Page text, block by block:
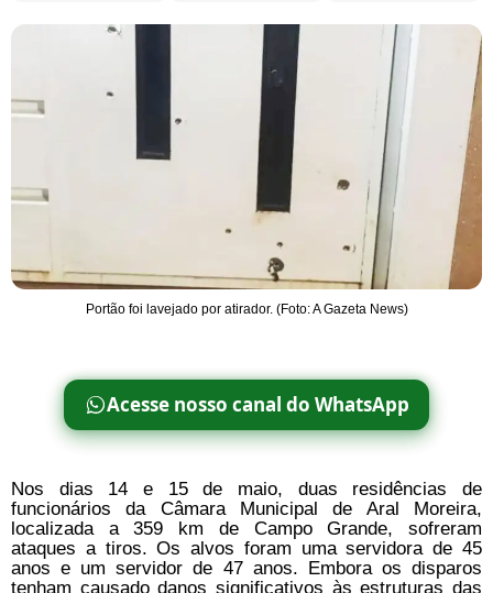
Portão foi lavejado por atirador. (Foto: A Gazeta News)
Acesse nosso canal do WhatsApp
Nos dias 14 e 15 de maio, duas residências de
funcionários da Câmara Municipal de Aral Moreira,
localizada a 359 km de Campo Grande, sofreram
ataques a tiros. Os alvos foram uma servidora de 45
anos e um servidor de 47 anos. Embora os disparos
tenham causado danos significativos às estruturas das